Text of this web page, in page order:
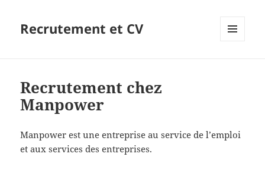
Recrutement et CV
Recrutement chez
Manpower
Manpower est une entreprise au service de l’emploi
et aux services des entreprises.